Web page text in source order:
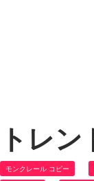
トレ
モンクレール コピー